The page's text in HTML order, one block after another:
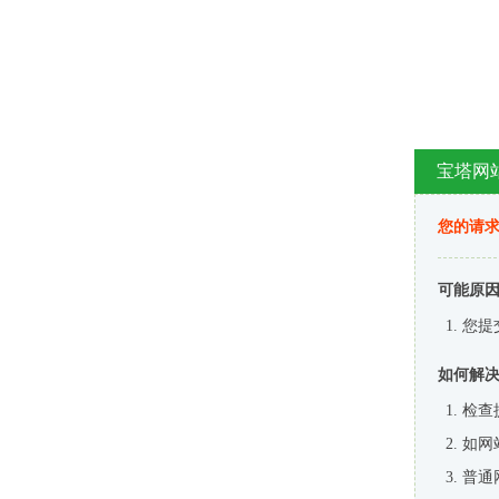
宝塔网
您的请
可能原
您提
如何解
检查
如网
普通